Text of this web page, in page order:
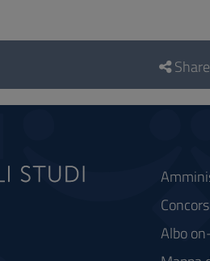
Albo